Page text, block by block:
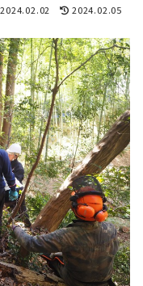
2024.02.02 2024.02.05